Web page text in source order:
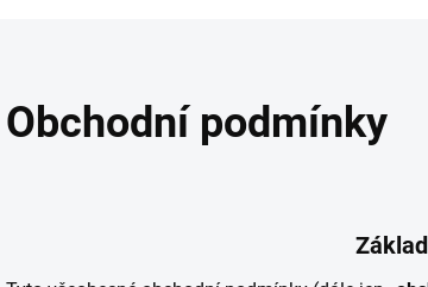
Obchodní podmínky